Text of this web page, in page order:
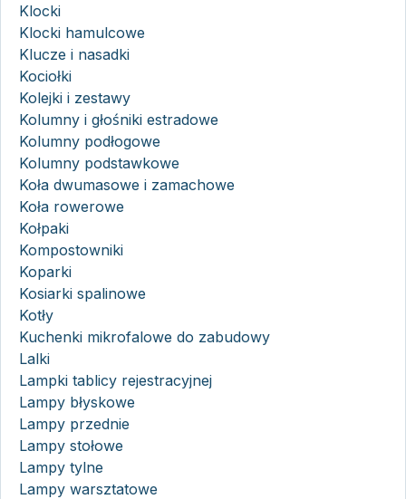
Klocki
Klocki hamulcowe
Klucze i nasadki
Kociołki
Kolejki i zestawy
Kolumny i głośniki estradowe
Kolumny podłogowe
Kolumny podstawkowe
Koła dwumasowe i zamachowe
Koła rowerowe
Kołpaki
Kompostowniki
Koparki
Kosiarki spalinowe
Kotły
Kuchenki mikrofalowe do zabudowy
Lalki
Lampki tablicy rejestracyjnej
Lampy błyskowe
Lampy przednie
Lampy stołowe
Lampy tylne
Lampy warsztatowe